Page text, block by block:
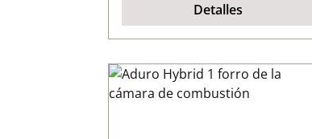
Detalles